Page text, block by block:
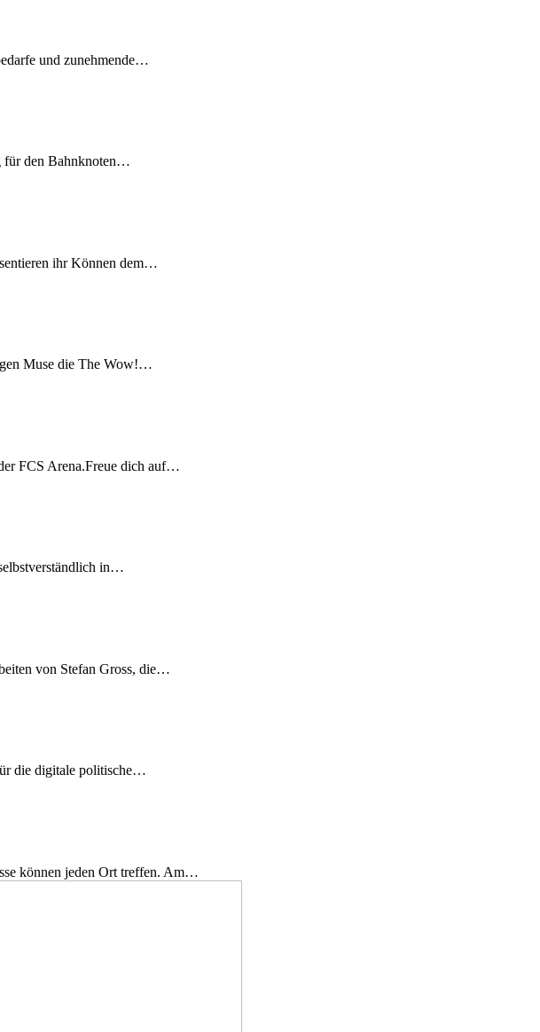
und zunehmende…
für den Bahnknoten…
ihr Können dem…
Muse die The Wow!…
FCS Arena.Freue dich auf…
in…
von Stefan Gross, die…
die digitale politische…
können jeden Ort treffen. Am…